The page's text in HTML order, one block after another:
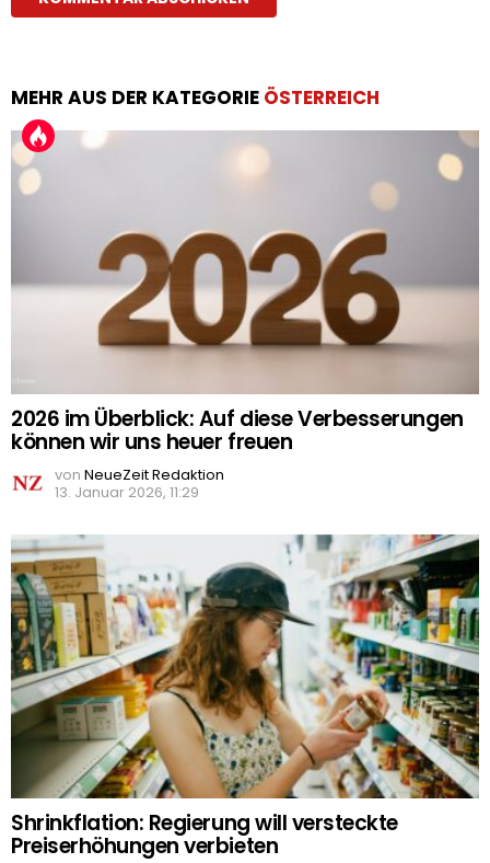
MEHR AUS DER KATEGORIE ÖSTERREICH
2026 im Überblick: Auf diese Verbesserungen
können wir uns heuer freuen
von NeueZeit Redaktion
13. Januar 2026, 11:29
Shrinkflation: Regierung will versteckte
Preiserhöhungen verbieten